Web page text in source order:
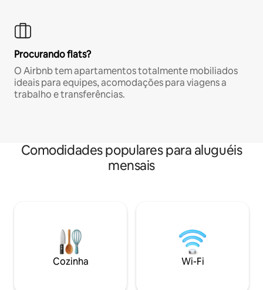
Procurando flats?
O Airbnb tem apartamentos totalmente mobiliados
ideais para equipes, acomodações para viagens a
trabalho e transferências.
Comodidades populares para aluguéis
mensais
Cozinha Wi-Fi